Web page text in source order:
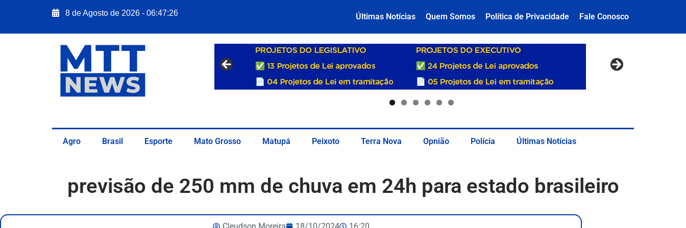
8 de Agosto de 2026 - 06:47:27 Últimas Notícias Quem Somos Política de Privacidade Fale Conosco
Agro Brasil Esporte Mato Grosso Matupá Peixoto Terra Nova Opnião Polícia Últimas Notícias
previsão de 250 mm de chuva em 24h para estado brasileiro
Cleudson Moreira 18/10/2024 16:20